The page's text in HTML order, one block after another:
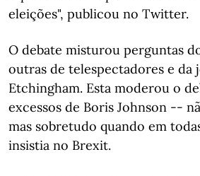
eleições", publicou no Twitter.
O debate misturou perguntas
outras de telespectadores e da
Etchingham. Esta moderou o
excessos de Boris Johnson --
mas sobretudo quando em
insistia no Brexit.